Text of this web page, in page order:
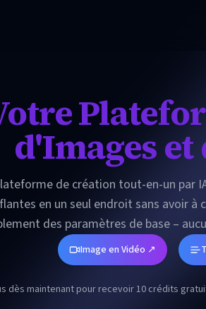
d'Images
de création tout-en-un par
en un seul endroit sans avoir
des paramètres de base –
et non sur la recherche d'outils,
Image en Vidéo ↗
dès maintenant pour recevoir 10 crédits